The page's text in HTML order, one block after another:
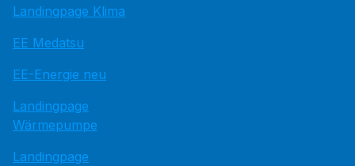
Landingpage Klima
EE Medatsu
EE-Energie neu
Landingpage
Wärmepumpe
Landingpage